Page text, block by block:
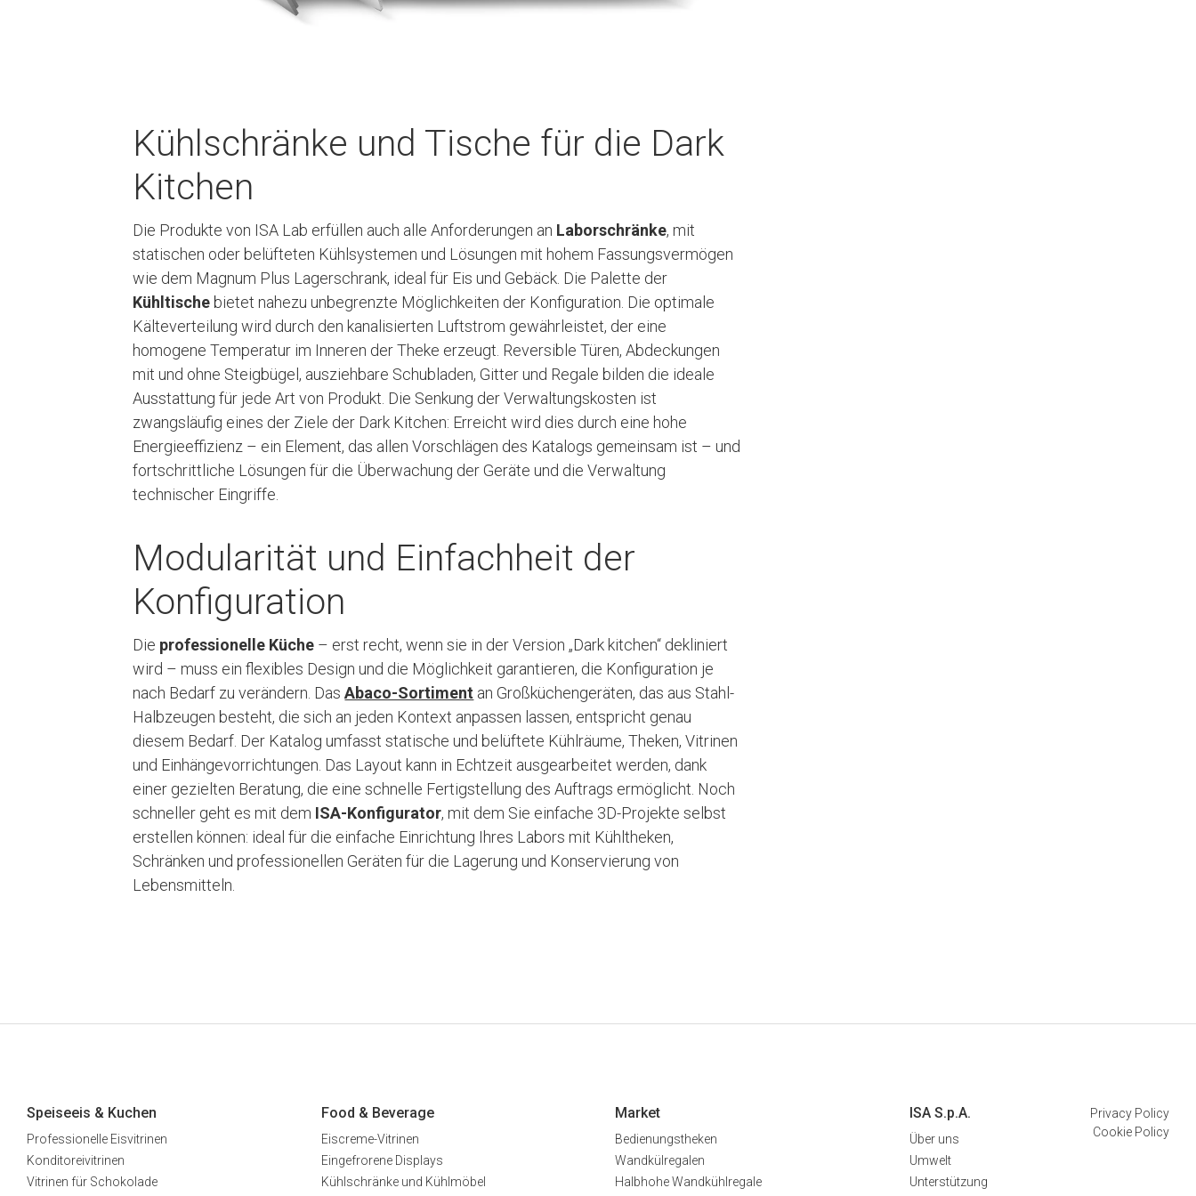
Kühlschränke und Tische für die Dark
Kitchen
Die Produkte von ISA Lab erfüllen auch alle Anforderungen an Laborschränke, mit
statischen oder belüfteten Kühlsystemen und Lösungen mit hohem Fassungsvermögen
wie dem Magnum Plus Lagerschrank, ideal für Eis und Gebäck. Die Palette der
Kühltische bietet nahezu unbegrenzte Möglichkeiten der Konfiguration. Die optimale
Kälteverteilung wird durch den kanalisierten Luftstrom gewährleistet, der eine
homogene Temperatur im Inneren der Theke erzeugt. Reversible Türen, Abdeckungen
mit und ohne Steigbügel, ausziehbare Schubladen, Gitter und Regale bilden die ideale
Ausstattung für jede Art von Produkt. Die Senkung der Verwaltungskosten ist
zwangsläufig eines der Ziele der Dark Kitchen: Erreicht wird dies durch eine hohe
Energieeffizienz – ein Element, das allen Vorschlägen des Katalogs gemeinsam ist – und
fortschrittliche Lösungen für die Überwachung der Geräte und die Verwaltung
technischer Eingriffe.
Modularität und Einfachheit der
Konfiguration
Die professionelle Küche – erst recht, wenn sie in der Version „Dark kitchen“ dekliniert
wird – muss ein flexibles Design und die Möglichkeit garantieren, die Konfiguration je
nach Bedarf zu verändern. DasAbaco-Sortiment an Großküchengeräten, das aus Stahl-
Halbzeugen besteht, die sich an jeden Kontext anpassen lassen, entspricht genau
diesem Bedarf. Der Katalog umfasst statische und belüftete Kühlräume, Theken, Vitrinen
und Einhängevorrichtungen. Das Layout kann in Echtzeit ausgearbeitet werden, dank
einer gezielten Beratung, die eine schnelle Fertigstellung des Auftrags ermöglicht. Noch
schneller geht es mit dem ISA-Konfigurator, mit dem Sie einfache 3D-Projekte selbst
erstellen können: ideal für die einfache Einrichtung Ihres Labors mit Kühltheken,
Schränken und professionellen Geräten für die Lagerung und Konservierung von
Lebensmitteln.
Speiseeis & Kuchen
Professionelle Eisvitrinen
Konditoreivitrinen
Vitrinen für Schokolade
Food & Beverage
Eiscreme-Vitrinen
Eingefrorene Displays
Kühlschränke und Kühlmöbel
Market
Bedienungstheken
Wandkülregalen
Halbhohe Wandkühlregale
ISA S.p.A.
Über uns
Umwelt
Unterstützung
Privacy Policy
Cookie Policy